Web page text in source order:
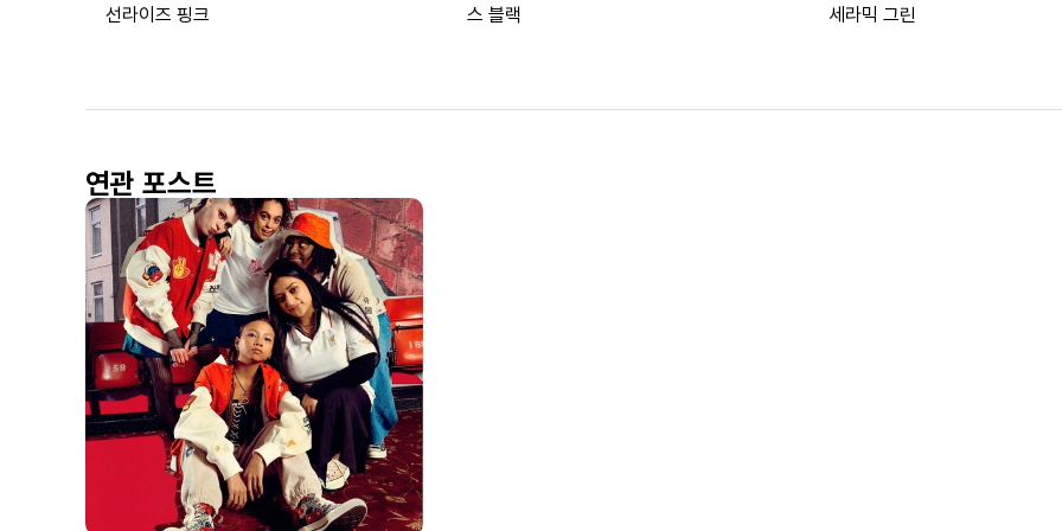
선라이즈 핑크
스 블랙
세라믹 그린
연관 포스트